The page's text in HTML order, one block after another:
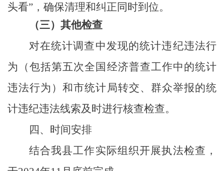
头看”，确保清理和纠正同时到位。
（三）其他检查
对在统计调查中发现的统计违纪违法行
为
（包括第五次全国经济普查工作中的统计
违法行为）和市统计局转交、群众举报的统
计违纪违法线索及时进行核查检查。
四、时间安排
结合我县工作实际组织开展执法检查，